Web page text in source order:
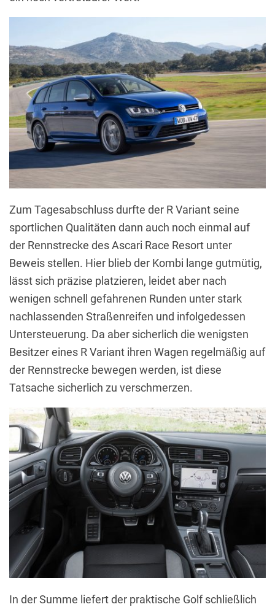
Zum Tagesabschluss durfte der R Variant seine
sportlichen Qualitäten dann auch noch einmal auf
der Rennstrecke des Ascari Race Resort unter
Beweis stellen. Hier blieb der Kombi lange gutmütig,
lässt sich präzise platzieren, leidet aber nach
wenigen schnell gefahrenen Runden unter stark
nachlassenden Straßenreifen und infolgedessen
Untersteuerung. Da aber sicherlich die wenigsten
Besitzer eines R Variant ihren Wagen regelmäßig auf
der Rennstrecke bewegen werden, ist diese
Tatsache sicherlich zu verschmerzen.
In der Summe liefert der praktische Golf schließlich